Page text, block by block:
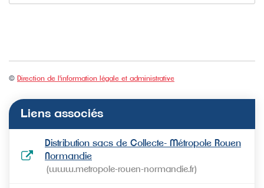
© Direction de l'information légale et administrative
Liens associés
Distribution sacs de Collecte- Métropole Rouen
Normandie
www.metropole-rouen-normandie.fr